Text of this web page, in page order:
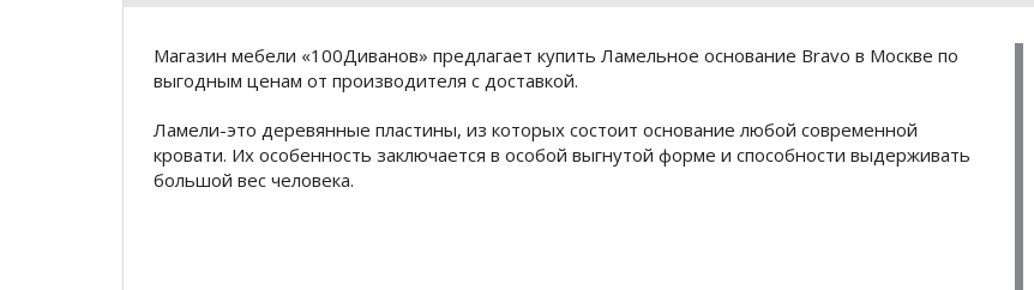
Магазин мебели «100Диванов» предлагает купить Ламельное основание Bravo в Москве по
выгодным ценам от производителя с доставкой.
Ламели-это деревянные пластины, из которых состоит основание любой современной
кровати. Их особенность заключается в особой выгнутой форме и способности выдерживать
большой вес человека.